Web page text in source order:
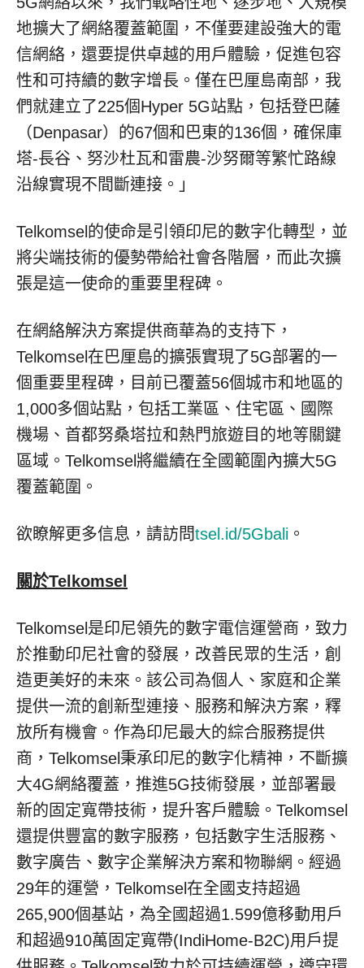
地擴大了網絡覆蓋範圍，不僅要建設強大的電
信網絡，還要提供卓越的用戶體驗，促進包容
性和可持續的數字增長。僅在巴厘島南部，我
們就建立了225個Hyper 5G站點，包括登巴薩
（Denpasar）的67個和巴東的136個，確保庫
塔-長谷、努沙杜瓦和雷農-沙努爾等繁忙路線
沿線實現不間斷連接。」
Telkomsel的使命是引領印尼的數字化轉型，並
將尖端技術的優勢帶給社會各階層，而此次擴
張是這一使命的重要里程碑。
在網絡解決方案提供商華為的支持下，
Telkomsel在巴厘島的擴張實現了5G部署的一
個重要里程碑，目前已覆蓋56個城市和地區的
1,000多個站點，包括工業區、住宅區、國際
機場、首都努桑塔拉和熱門旅遊目的地等關鍵
區域。Telkomsel將繼續在全國範圍內擴大5G
覆蓋範圍。
欲瞭解更多信息，請訪問tsel.id/5Gbali 。
關於Telkomsel
Telkomsel是印尼領先的數字電信運營商，致力
於推動印尼社會的發展，改善民眾的生活，創
造更美好的未來。該公司為個人、家庭和企業
提供一流的創新型連接、服務和解決方案，釋
放所有機會。作為印尼最大的綜合服務提供
商，Telkomsel秉承印尼的數字化精神，不斷擴
大4G網絡覆蓋，推進5G技術發展，並部署最
新的固定寬帶技術，提升客戶體驗。Telkomsel
還提供豐富的數字服務，包括數字生活服務、
數字廣告、數字企業解決方案和物聯網。經過
29年的運營，Telkomsel在全國支持超過
265,900個基站，為全國超過1.599億移動用戶
和超過910萬固定寬帶(IndiHome-B2C)用戶提